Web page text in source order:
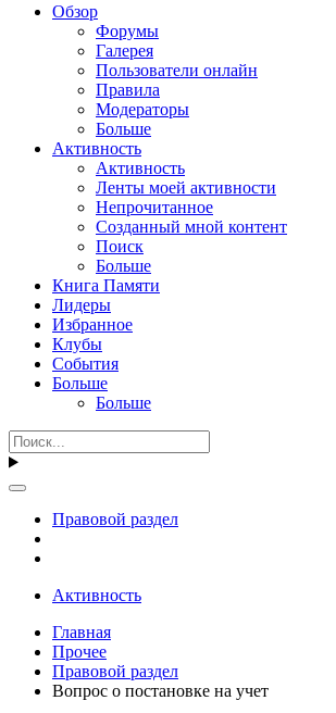
Обзор
Форумы
Галерея
Пользователи онлайн
Правила
Модераторы
Больше
Активность
Активность
Ленты моей активности
Непрочитанное
Созданный мной контент
Поиск
Больше
Книга Памяти
Лидеры
Избранное
Клубы
События
Больше
Больше
Правовой раздел
Активность
Главная
Прочее
Правовой раздел
Вопрос о постановке на учет